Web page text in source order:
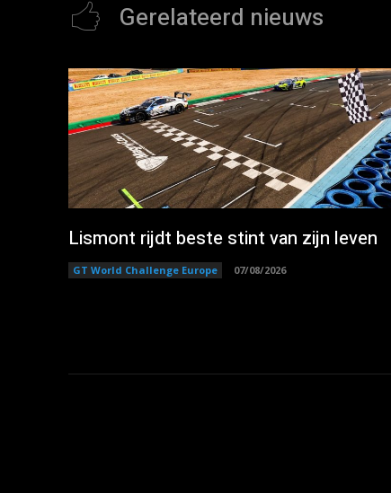
Gerelateerd nieuws
Lismont rijdt beste stint van zijn leven
GT World Challenge Europe 07/08/2026